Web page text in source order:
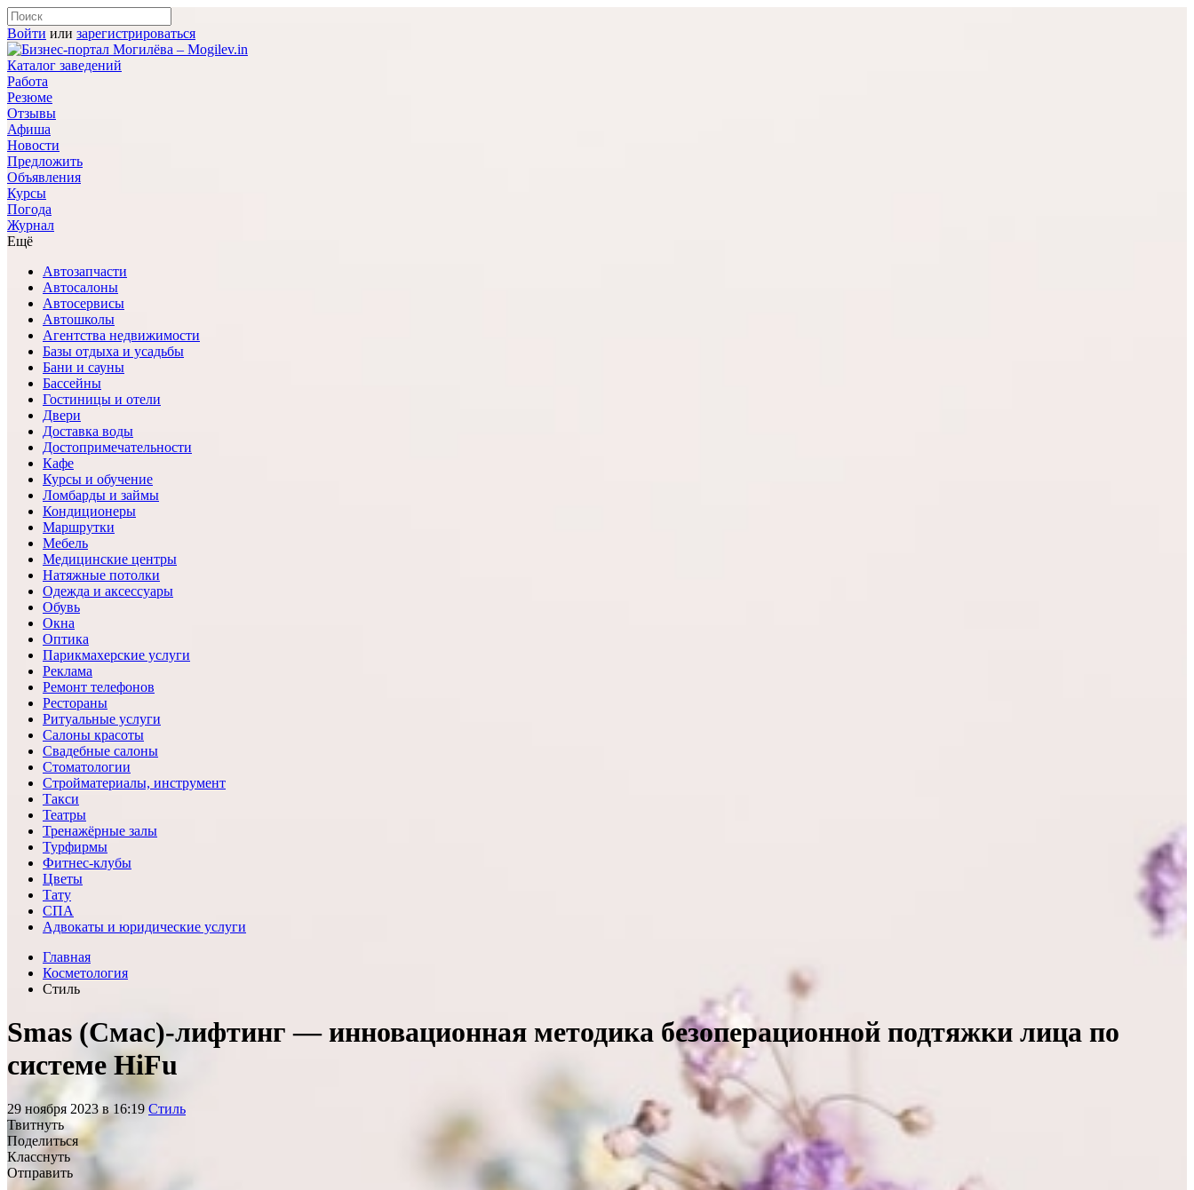
Войти или зарегистрироваться
Каталог заведений
Работа
Резюме
Отзывы
Афиша
Новости
Предложить
Объявления
Курсы
Погода
Журнал
Ещё
Автозапчасти
Автосалоны
Автосервисы
Автошколы
Агентства недвижимости
Базы отдыха и усадьбы
Бани и сауны
Бассейны
Гостиницы и отели
Двери
Доставка воды
Достопримечательности
Кафе
Курсы и обучение
Ломбарды и займы
Кондиционеры
Маршрутки
Мебель
Медицинские центры
Натяжные потолки
Одежда и аксессуары
Обувь
Окна
Оптика
Парикмахерские услуги
Реклама
Ремонт телефонов
Рестораны
Ритуальные услуги
Салоны красоты
Свадебные салоны
Стоматологии
Стройматериалы, инструмент
Такси
Театры
Тренажёрные залы
Турфирмы
Фитнес-клубы
Цветы
Тату
СПА
Адвокаты и юридические услуги
Главная
Косметология
Стиль
Smas (Смас)-лифтинг — инновационная методика безоперационной подтяжки лица по
системе HiFu
29 ноября 2023 в 16:19 Стиль
Твитнуть
Поделиться
Класснуть
Отправить